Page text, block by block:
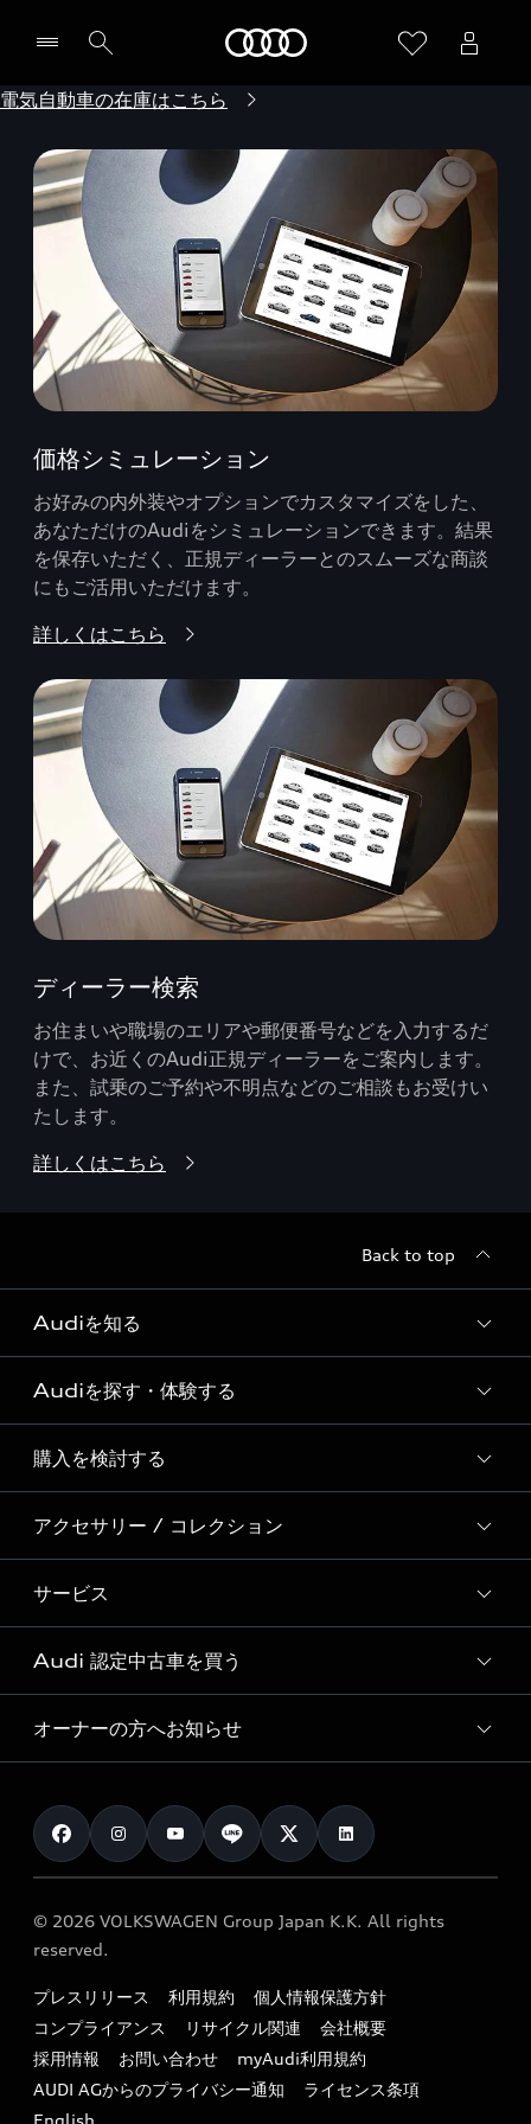
電気自動車の在庫はこちら
価格シミュレーション
お好みの内外装やオプションでカスタマイズをした、
あなただけのAudiをシミュレーションできます。結果
を保存いただく、正規ディーラーとのスムーズな商談
にもご活用いただけます。
詳しくはこちら
ディーラー検索
お住まいや職場のエリアや郵便番号などを入力するだ
けで、お近くのAudi正規ディーラーをご案内します。
また、試乗のご予約や不明点などのご相談もお受けい
たします。
詳しくはこちら
Back to top
Audiを知る
Audi ブランド
Story of Progress
Audi Sport
Formula 1®
デジタルサービス
Audiを探す・体験する
ディーラー検索
新車在庫検索
試乗車・展示車検索
見積り依頼
試乗予約
購入を検討する
モデル一覧
特別仕様モデル / 限定モデル
e-tronラインアップ
価格シミュレーション
車両比較
カタログ一覧
アクセサリー / コレクション
純正アクセサリー
オンラインショップ
Audi collection
アウディナビアプリ
サービス
サービス入庫予約
サービスプログラム
メンテナンス
車検 / 定期点検
e-tronアフターサポート
myAudi
Audi 認定中古車を買う
Audi認定中古車
クオリティ
保証
メンテナンス
ファイナンス
キャンペーン / イベント
買取査定
オーナーの方へお知らせ
お知らせ
オーナー様向けキャンペーン
特定整備適用車一覧
リサイクル法
よくある質問（FAQ）
© 2026 VOLKSWAGEN Group Japan K.K. All rights
reserved.
プレスリリース 利用規約
個人情報保護方針
コンプライアンス
リサイクル関連
会社概要
採用情報
お問い合わせ
myAudi利用規約
AUDI AGからのプライバシー通知
ライセンス条項
English